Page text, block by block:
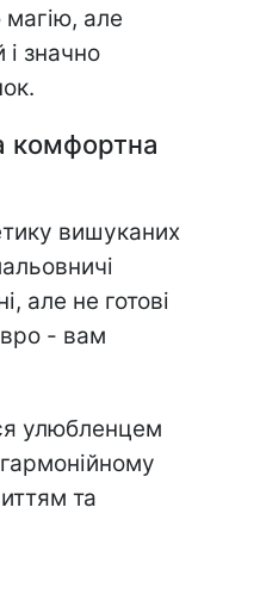
але
значно
комфортна
вишуканих
але не готові
- вам
улюбленцем
та